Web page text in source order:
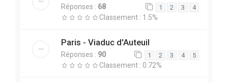
Réponses : 68 1 2 3 4
Classement : 1.5%
Paris - Viaduc d'Auteuil
Réponses : 90 1 2 3 4 5
Classement : 0.72%